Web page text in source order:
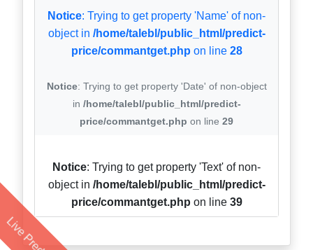
Notice: Trying to get property 'Name' of non-
object in /home/talebl/public_html/predict-
price/commantget.php on line 28
Notice: Trying to get property 'Date' of non-object
in /home/talebl/public_html/predict-
price/commantget.php on line 29
Notice: Trying to get property 'Text' of non-
object in /home/talebl/public_html/predict-
price/commantget.php on line 39